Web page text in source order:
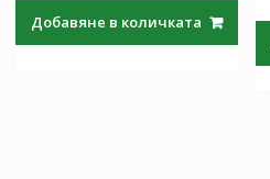
Добавяне в количката